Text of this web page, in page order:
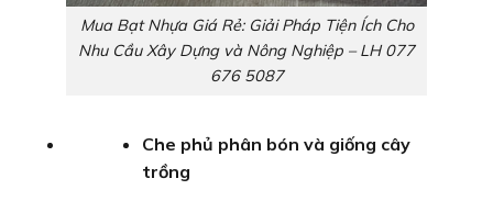
Mua Bạt Nhựa Giá Rẻ: Giải Pháp Tiện Ích Cho
Nhu Cầu Xây Dựng và Nông Nghiệp – LH 077
676 5087
Che phủ phân bón và giống cây
trồng